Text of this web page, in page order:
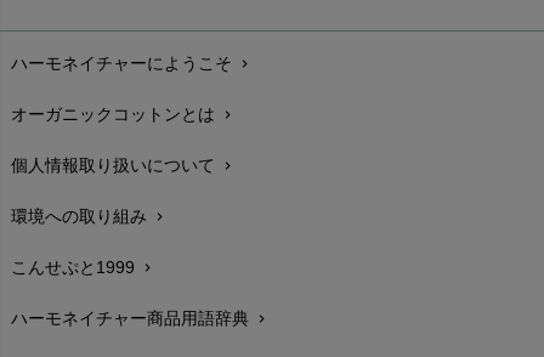
配送と送料chevron_right
在庫状況と発送予定chevron_right
サイズ・寸法chevron_right
生地・素材chevron_right
お手入れについて
レビューを書こうchevron_right
ハーモネイチャーにようこそ chevron_right
オーガニックコットンとは chevron_right
個人情報取り扱いについて chevron_right
環境への取り組み chevron_right
こんせぷと1999 chevron_right
ハーモネイチャー商品用語辞典 chevron_right